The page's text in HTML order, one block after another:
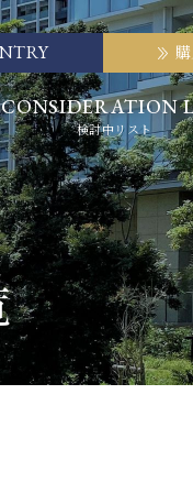
CONSIDERATION
検討中リスト